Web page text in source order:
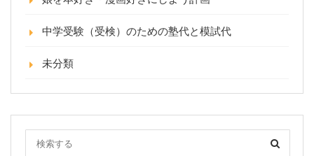
中学受験（受検）のための塾代と模試代
未分類